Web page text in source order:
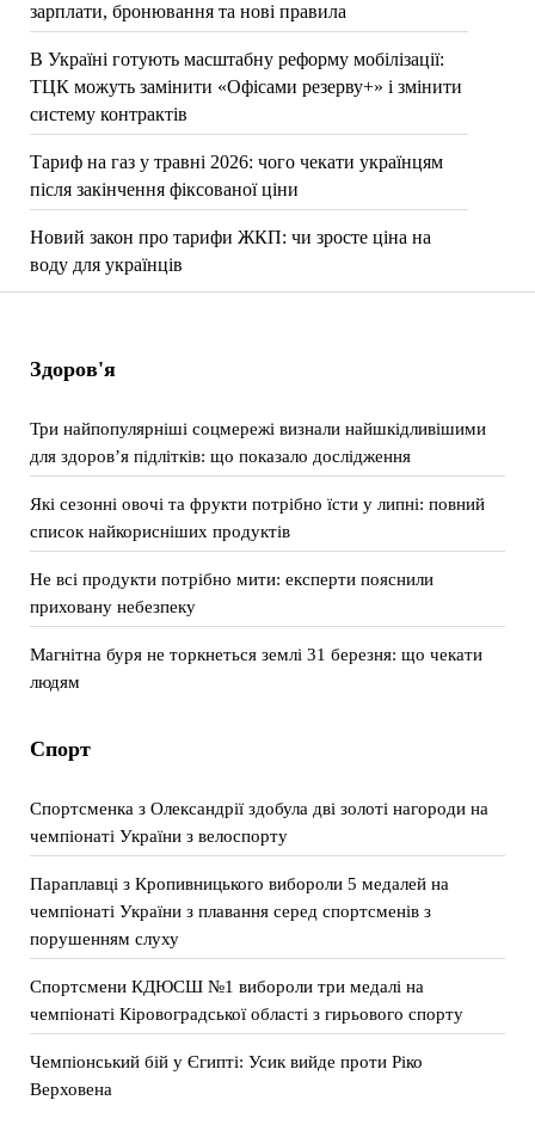
зарплати, бронювання та нові правила
В Україні готують масштабну реформу мобілізації:
ТЦК можуть замінити «Офісами резерву+» і змінити
систему контрактів
Тариф на газ у травні 2026: чого чекати українцям
після закінчення фіксованої ціни
Новий закон про тарифи ЖКП: чи зросте ціна на
воду для українців
Здоров'я
Три найпопулярніші соцмережі визнали найшкідливішими
для здоров’я підлітків: що показало дослідження
Які сезонні овочі та фрукти потрібно їсти у липні: повний
список найкорисніших продуктів
Не всі продукти потрібно мити: експерти пояснили
приховану небезпеку
Магнітна буря не торкнеться землі 31 березня: що чекати
людям
Спорт
Спортсменка з Олександрії здобула дві золоті нагороди на
чемпіонаті України з велоспорту
Параплавці з Кропивницького вибороли 5 медалей на
чемпіонаті України з плавання серед спортсменів з
порушенням слуху
Спортсмени КДЮСШ №1 вибороли три медалі на
чемпіонаті Кіровоградської області з гирьового спорту
Чемпіонський бій у Єгипті: Усик вийде проти Ріко
Верховена